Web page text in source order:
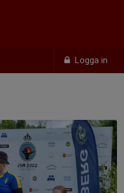
Logga in